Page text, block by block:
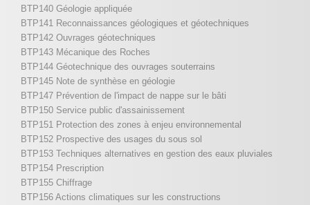
BTP140 Géologie appliquée
BTP141 Reconnaissances géologiques et géotechniques
BTP142 Ouvrages géotechniques
BTP143 Mécanique des Roches
BTP144 Géotechnique des ouvrages souterrains
BTP145 Note de synthèse en géologie
BTP147 Prévention de l'impact de nappe sur le bâti
BTP150 Service public d'assainissement
BTP151 Protection des zones à enjeu environnemental
BTP152 Prospective des usages du sous sol
BTP153 Techniques alternatives en gestion des eaux pluviales
BTP154 Prescription
BTP155 Chiffrage
BTP156 Actions climatiques sur les constructions